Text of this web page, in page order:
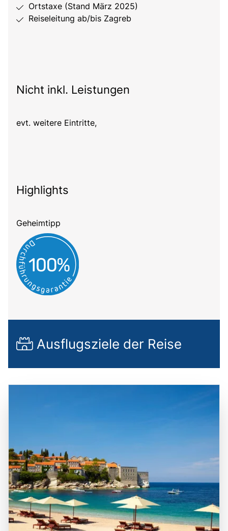
Ortstaxe (Stand März 2025)
Reiseleitung ab/bis Zagreb
Nicht inkl. Leistungen
evt. weitere Eintritte,
Highlights
Geheimtipp
Ausflugsziele der Reise